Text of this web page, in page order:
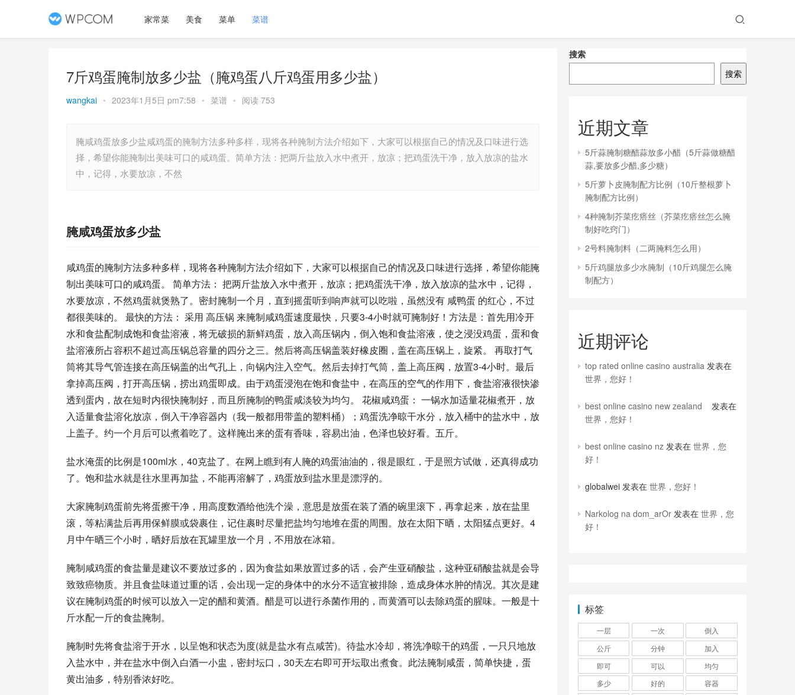
家常菜 美食 菜单 菜谱
7斤鸡蛋腌制放多少盐（腌鸡蛋八斤鸡蛋用多少盐）
wangkai • 2023年1月5日 pm7:58 • 菜谱 • 阅读 753
腌咸鸡蛋放多少盐咸鸡蛋的腌制方法多种多样，现将各种腌制方法介绍如下，大家可以根据自己的情况及口味进行选
择，希望你能腌制出美味可口的咸鸡蛋。简单方法：把两斤盐放入水中煮开，放凉；把鸡蛋洗干净，放入放凉的盐水
中，记得，水要放凉，不然
腌咸鸡蛋放多少盐
咸鸡蛋的腌制方法多种多样，现将各种腌制方法介绍如下，大家可以根据自己的情况及口味进行选择，希望你能腌
制出美味可口的咸鸡蛋。 简单方法： 把两斤盐放入水中煮开，放凉；把鸡蛋洗干净，放入放凉的盐水中，记得，
水要放凉，不然鸡蛋就煲熟了。密封腌制一个月，直到摇蛋听到响声就可以吃啦，虽然没有 咸鸭蛋 的红心，不过
都很美味的。 最快的方法： 采用 高压锅 来腌制咸鸡蛋速度最快，只要3-4小时就可腌制好！方法是：首先用冷开
水和食盐配制成饱和食盐溶液，将无破损的新鲜鸡蛋，放入高压锅内，倒入饱和食盐溶液，使之浸没鸡蛋，蛋和食
盐溶液所占容积不超过高压锅总容量的四分之三。然后将高压锅盖装好橡皮圈，盖在高压锅上，旋紧。 再取打气
筒将其导气管连接在高压锅盖的出气孔上，向锅内注入空气。然后去掉打气筒，盖上高压阀，放置3-4小时。最后
拿掉高压阀，打开高压锅，捞出鸡蛋即成。由于鸡蛋浸泡在饱和食盐中，在高压的空气的作用下，食盐溶液很快渗
透到蛋内，故在短时内很快腌制好，而且所腌制的鸭蛋咸淡较为均匀。 花椒咸鸡蛋： 一锅水加适量花椒煮开，放
入适量食盐溶化放凉，倒入干净容器内（我一般都用带盖的塑料桶）；鸡蛋洗净晾干水分，放入桶中的盐水中，放
上盖子。约一个月后可以煮着吃了。这样腌出来的蛋有香味，容易出油，色泽也较好看。五斤。
盐水淹蛋的比例是100ml水，40克盐了。在网上瞧到有人腌的鸡蛋油油的，很是眼红，于是照方试做，还真得成功
了。饱和盐水就是往水里再加盐，不能再溶解了，鸡蛋放到盐水里是漂浮的。
大家腌制鸡蛋前先将蛋擦干净，用高度数酒给他洗个澡，意思是放蛋在装了酒的碗里滚下，再拿起来，放在盐里
滚，等粘满盐后再用保鲜膜或袋裹住，记住裹时尽量把盐均匀地堆在蛋的周围。放在太阳下晒，太阳猛点更好。4
月中午晒三个小时，晒好后放在瓦罐里放一个月，不用放在冰箱。
腌制咸鸡蛋的食盐量是建议不要放过多的，因为食盐如果放置过多的话，会产生亚硝酸盐，这种亚硝酸盐就是会导
致致癌物质。并且食盐味道过重的话，会出现一定的身体中的水分不适宜被排除，造成身体水肿的情况。其次是建
议在腌制鸡蛋的时候可以放入一定的醋和黄酒。醋是可以进行杀菌作用的，而黄酒可以去除鸡蛋的腥味。一般是十
斤水配一斤的食盐腌制。
腌制时先将食盐溶于开水，以呈饱和状态为度(就是盐水有点咸苦)。待盐水冷却，将洗净晾干的鸡蛋，一只只地放
入盐水中，并在盐水中倒入白酒一小盅，密封坛口，30天左右即可开坛取出煮食。此法腌制咸蛋，简单快捷，蛋
黄出油多，特别香浓好吃。
搜索
搜索
近期文章
5斤蒜腌制糖醋蒜放多小醋（5斤蒜做糖醋
蒜,要放多少醋,多少糖）
5斤萝卜皮腌制配方比例（10斤整根萝卜
腌制配方比例）
4种腌制芥菜疙瘩丝（芥菜疙瘩丝怎么腌
制好吃窍门）
2号料腌制料（二两腌料怎么用）
5斤鸡腿放多少水腌制（10斤鸡腿怎么腌
制配方）
近期评论
top rated online casino australia 发表在
世界，您好！
best online casino new zealand
发表在
世界，您好！
best online casino nz 发表在 世界，您
好！
globalwei 发表在 世界，您好！
Narkolog na dom_arOr 发表在 世界，您
好！
标签
一层 一次
倒入
公斤
分钟
加入
即可
可以
均匀
多少
好的
容器